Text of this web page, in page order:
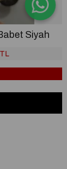
Siyah